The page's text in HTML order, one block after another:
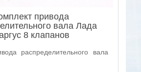
привода
вала Лада
8 клапанов
распределительного вала